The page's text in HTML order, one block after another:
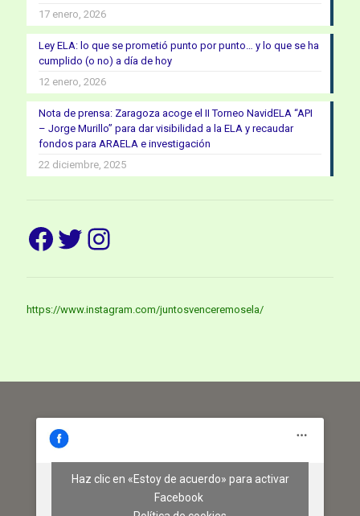
17 enero, 2026
Ley ELA: lo que se prometió punto por punto… y lo que se ha
cumplido (o no) a día de hoy
12 enero, 2026
Nota de prensa: Zaragoza acoge el II Torneo NavidELA “API
– Jorge Murillo” para dar visibilidad a la ELA y recaudar
fondos para ARAELA e investigación
22 diciembre, 2025
Facebook
Twitter
Instagram
https://www.instagram.com/juntosvenceremosela/
Haz clic en «Estoy de acuerdo» para activar
Facebook